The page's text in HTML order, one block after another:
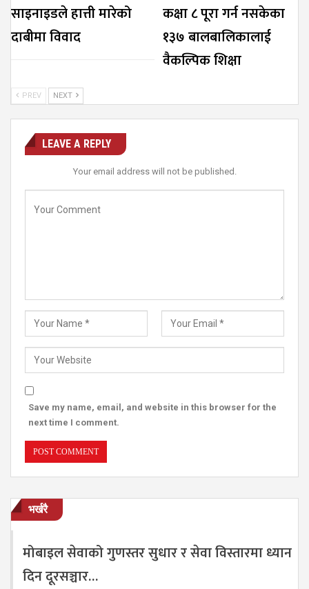
साइनाइडले हात्ती मारेको
दाबीमा विवाद
कक्षा ८ पूरा गर्न नसकेका
१३७ बालबालिकालाई
वैकल्पिक शिक्षा
PREV NEXT
LEAVE A REPLY
Your email address will not be published.
Save my name, email, and website in this browser for the
next time I comment.
भर्खरै
मोबाइल सेवाको गुणस्तर सुधार र सेवा विस्तारमा ध्यान
दिन दूरसञ्चार…